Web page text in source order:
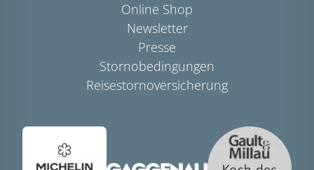
Online Shop
Newsletter
Presse
Stornobedingungen
Reisestornoversicherung